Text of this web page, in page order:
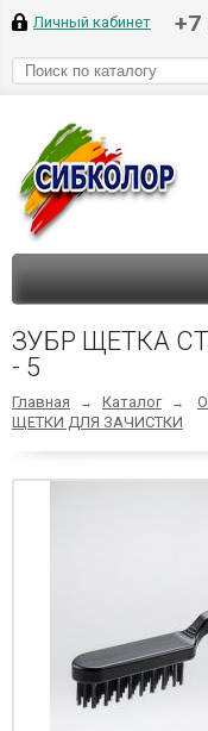
Личный кабинет +7
ЗУБР ЩЕТКА
- 5
Главная → Каталог →
ЩЕТКИ ДЛЯ ЗАЧИСТКИ